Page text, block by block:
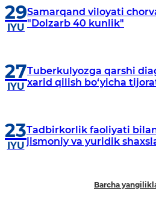
29
IYU
Samarqand viloyati
"Dolzarb 40 kunlik"
27
IYU
Tuberkulyozga qarshi
xarid qilish bo‘yicha
23
IYU
Tadbirkorlik faoliyati
jismoniy va yuridik
Barcha